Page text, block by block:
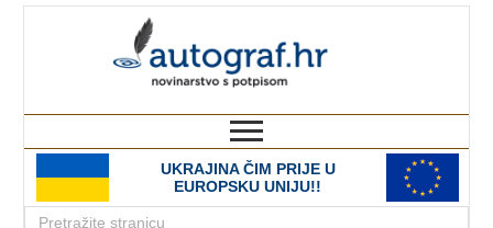
UKRAJINA ČIM PRIJE U
EUROPSKU UNIJU!!